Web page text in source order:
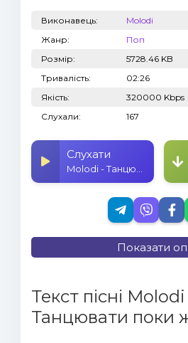
Виконавець:
Molodi
Жанр:
Поп
Розмір:
5728.46 KB
Тривалість:
02:26
Якість:
320000 Kbps
Слухали:
167
Слухати
Показати
Текст пісні Molodi
Танцювати поки